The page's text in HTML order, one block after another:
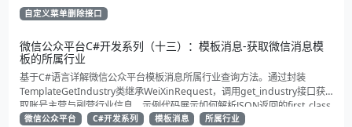
自定义菜单删除接口
微信公众平台C#开发系列（十三）：模板消息-获取微信消息模
板的所属行业
基于C#语言详解微信公众平台模板消息所属行业查询方法。通过封装
TemplateGetIndustry类继承WeiXinRequest，调用get_industry接口获
取账号主营与副营行业信息。示例代码展示如何解析JSON返回的first_class
与second_class数据，为开发者提供合规通知场景开发支持
微信公众平台 C#开发系列 模板消息 所属行业